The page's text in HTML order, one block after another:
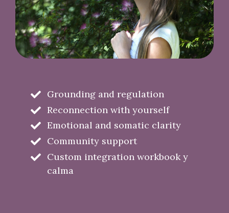
Grounding and regulation
Reconnection with yourself
Emotional and somatic clarity
Community support
Custom integration workbook y
calma